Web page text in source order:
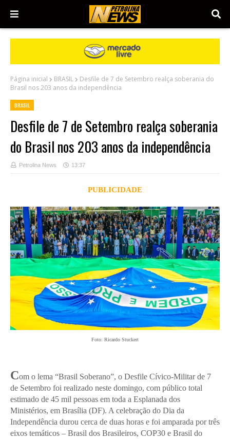
Página inicial BRASIL
Desfile de 7 de Setembro realça soberania do
Brasil nos 203 anos da independência
BRASIL
Desfile de 7 de Setembro realça soberania
do Brasil nos 203 anos da independência
Petrolina News 13:37
PUBLICIDADE
Foto: Ricardo Stuckert
Com o lema “Brasil Soberano”, o Desfile Cívico-Militar de 7
de Setembro foi realizado neste domingo, com público total
estimado de 45 mil pessoas em toda a Esplanada dos
Ministérios, em Brasília (DF). A celebração do Dia da
Independência durou cerca de duas horas e foi amparada por três
eixos temáticos – Brasil dos Brasileiros, COP30 e Brasil do